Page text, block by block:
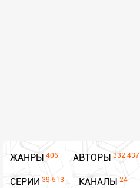
ЖАНРЫ 406 АВТОРЫ 332 437
СЕРИИ 39 513 КАНАЛЫ 24